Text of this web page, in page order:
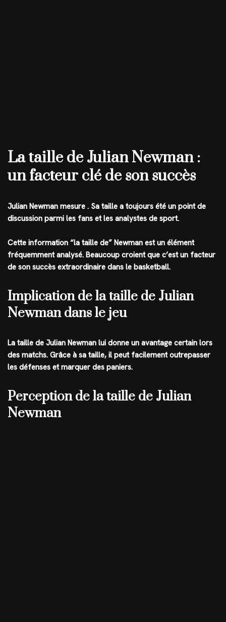
La taille de Julian Newman :
un facteur clé de son succès
Julian Newman mesure . Sa taille a toujours été un point de
discussion parmi les fans et les analystes de sport.
Cette information “la taille de” Newman est un élément
fréquemment analysé. Beaucoup croient que c’est un facteur
de son succès extraordinaire dans le basketball.
Implication de la taille de Julian
Newman dans le jeu
La taille de Julian Newman lui donne un avantage certain lors
des matchs. Grâce à sa taille, il peut facilement outrepasser
les défenses et marquer des paniers.
Perception de la taille de Julian
Newman